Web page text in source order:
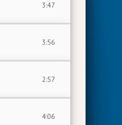
3:47
3:56
2:57
4:06